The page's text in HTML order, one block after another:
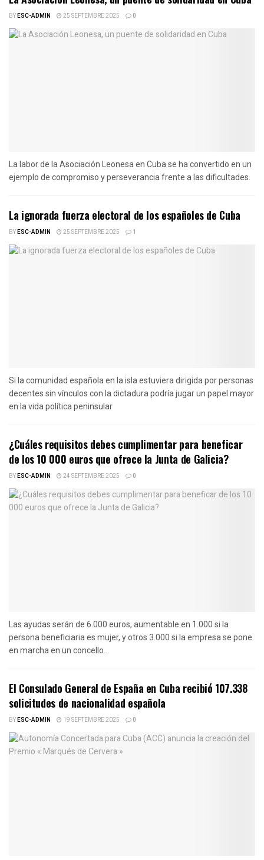
BYESC-ADMIN 25 SEPTEMBRE 2025 0
La labor de la Asociación Leonesa en Cuba se ha convertido en un
ejemplo de compromiso y perseverancia frente a las dificultades.
La ignorada fuerza electoral de los españoles de Cuba
BYESC-ADMIN 25 SEPTEMBRE 2025 1
Si la comunidad española en la isla estuviera dirigida por personas
decentes sin vínculos con la dictadura podría jugar un papel mayor
en la vida política peninsular
¿Cuáles requisitos debes cumplimentar para beneficar
de los 10 000 euros que ofrece la Junta de Galicia?
BYESC-ADMIN 24 SEPTEMBRE 2025 0
Las ayudas serán de 6.000 euros, aumentable en 1.000 si la
persona beneficiaria es mujer, y otros 3.000 si la empresa se pone
en marcha en un concello...
El Consulado General de España en Cuba recibió 107.338
solicitudes de nacionalidad española
BYESC-ADMIN 19 SEPTEMBRE 2025 0